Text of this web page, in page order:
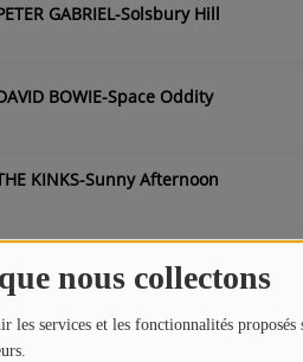
nous collectons
les services et les fonctionnalités proposés
GABRIEL-Solsbury Hill
BOWIE-Space Oddity
KINKS-Sunny Afternoon
KINGSMEN-Louie, Louie
BYRDS-Turn, Turn, Turn